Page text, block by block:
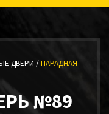
ДВЕРИ /ПАРАДНАЯ
№89